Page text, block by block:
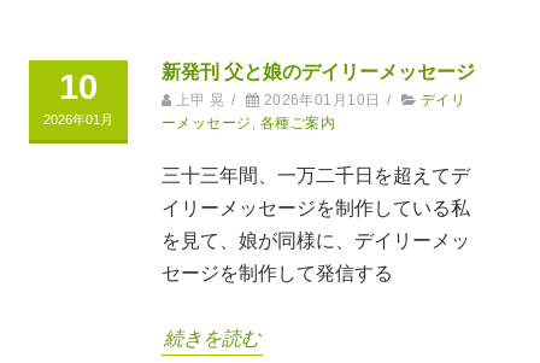
10
2026年01月
新発刊 父と娘のデイリーメッセージ
上甲 晃 / 2026年01月10日 /
デイリ
ーメッセージ
各種ご案内
三十三年間、一万二千日を超えてデ
イリーメッセージを制作している私
を見て、娘が同様に、デイリーメッ
セージを制作して発信する
続きを読む